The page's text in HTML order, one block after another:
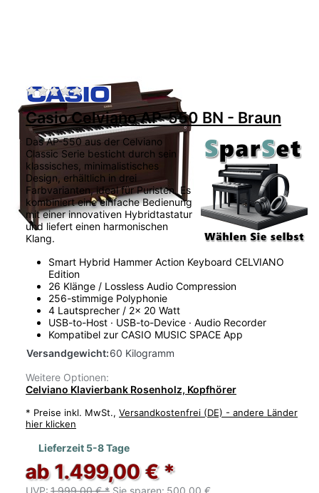
Zu diesem Produkt liegen noch keine
Casio Celviano AP-550 BN - Braun
Das AP-550 aus der Celviano
Classic Serie besticht durch sein
klassisches, minimalistisches
Design, erhältlich in drei
Farbvarianten, ideal für Puristen. Es
kombiniert eine einfache Bedienung
mit einer innovativen Hybridtastatur
und liefert einen harmonischen
Klang.
Smart Hybrid Hammer Action Keyboard CELVIANO
Edition
26 Klänge / Lossless Audio Compression
256-stimmige Polyphonie
4 Lautsprecher / 2x 20 Watt
USB-to-Host · USB-to-Device · Audio Recorder
Kompatibel zur CASIO MUSIC SPACE App
Versandgewicht:60 Kilogramm
Weitere Optionen:
Celviano Klavierbank Rosenholz, Kopfhörer
* Preise inkl. MwSt., Versandkostenfrei (DE) - andere Länder
hier klicken
Lieferzeit 5-8 Tage
ab 1.499,00 € *